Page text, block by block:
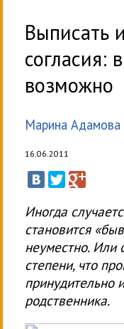
Выписать
согласия:
возможно
Марина Адамова
16.06.2011
Иногда
становится
неуместно. Или
степени, что
принудительно
родственника.